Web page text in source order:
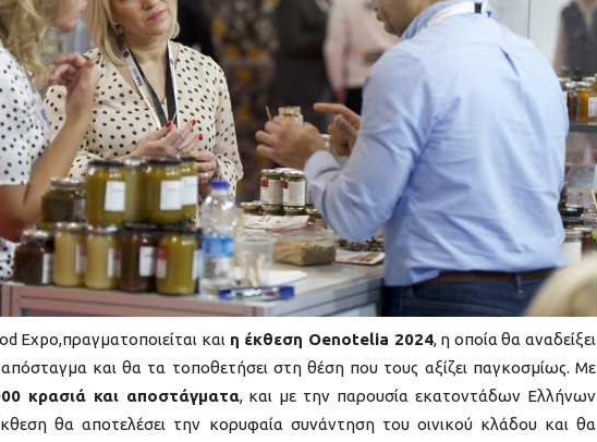
Expo,πραγματοποιείται και η έκθεση Οenotelia 2024, η οποία θα αναδείξει
και θα τα τοποθετήσει στη θέση που τους αξίζει παγκοσμίως. Με
κρασιά και αποστάγματα, και με την παρουσία εκατοντάδων Ελλήνων
θα αποτελέσει την κορυφαία συνάντηση του οινικού κλάδου και θα